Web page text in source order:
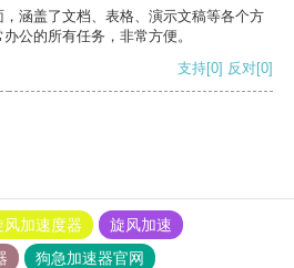
涵盖了文档、表格、演示文稿等各个方
公的所有任务，非常方便。
支持[0] 反对[0]
风加速度器
旋风加速
狗急加速器官网